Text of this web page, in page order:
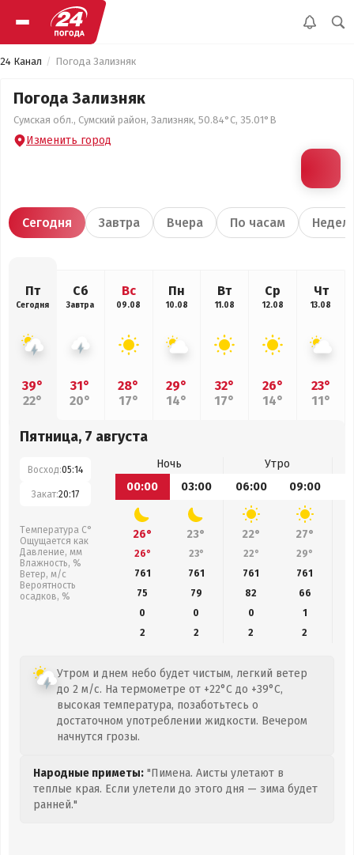
24 Канал Погода Зализняк
Погода Зализняк
Сумская обл., Сумский район, Зализняк, 50.84°С, 35.01°В
Изменить город
Сегодня Завтра Вчера По часам
Пт
Сегодня
39°
22°
Сб
Завтра
31°
20°
Вс
09.08
28°
17°
Пн
10.08
29°
14°
Вт
11.08
32°
17°
Ср
12.08
26°
14°
Чт
13.08
23°
11°
Пятница, 7 августа
Восход:05:14
Закат:20:17
Температура С°
Ощущается как
Давление, мм
Влажность, %
Ветер, м/с
Вероятность
осадков, %
Ночь
Утро
00:00
03:00 06:00 09:00
26° 23° 22° 27°
26° 23° 22° 29°
761
761 761 761
75
79 82 66
0
0 0
1
2
2 2 2
Утром и днем небо будет чистым, легкий ветер
до 2 м/с. На термометре от +22°C до +39°C,
высокая температура, позаботьтесь о
достаточном употреблении жидкости. Вечером
начнутся грозы.
Народные приметы: "Пимена. Аисты улетают в
теплые края. Если улетели до этого дня — зима будет
ранней."